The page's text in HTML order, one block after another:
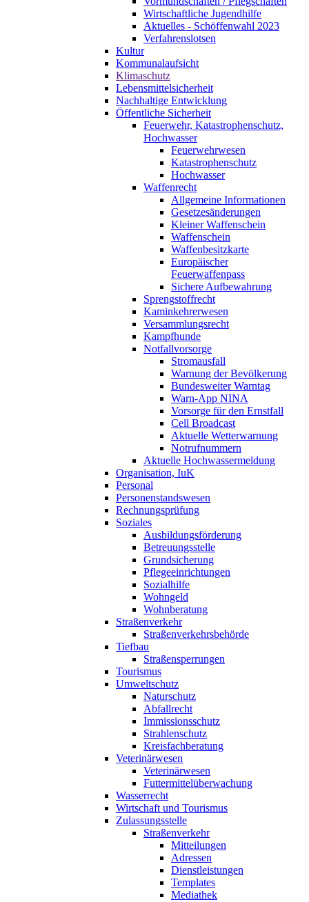
Wirtschaftliche Jugendhilfe
Aktuelles - Schöffenwahl 2023
Verfahrenslotsen
Kultur
Kommunalaufsicht
Klimaschutz
Lebensmittelsicherheit
Nachhaltige Entwicklung
Öffentliche Sicherheit
Feuerwehr, Katastrophenschutz,
Hochwasser
Feuerwehrwesen
Katastrophenschutz
Hochwasser
Waffenrecht
Allgemeine Informationen
Gesetzesänderungen
Kleiner Waffenschein
Waffenschein
Waffenbesitzkarte
Europäischer
Feuerwaffenpass
Sichere Aufbewahrung
Sprengstoffrecht
Kaminkehrerwesen
Versammlungsrecht
Kampfhunde
Notfallvorsorge
Stromausfall
Warnung der Bevölkerung
Bundesweiter Warntag
Warn-App NINA
Vorsorge für den Ernstfall
Cell Broadcast
Aktuelle Wetterwarnung
Notrufnummern
Aktuelle Hochwassermeldung
Organisation, IuK
Personal
Personenstandswesen
Rechnungsprüfung
Soziales
Ausbildungsförderung
Betreuungsstelle
Grundsicherung
Pflegeeinrichtungen
Sozialhilfe
Wohngeld
Wohnberatung
Straßenverkehr
Straßenverkehrsbehörde
Tiefbau
Straßensperrungen
Tourismus
Umweltschutz
Naturschutz
Abfallrecht
Immissionsschutz
Strahlenschutz
Kreisfachberatung
Veterinärwesen
Veterinärwesen
Futtermittelüberwachung
Wasserrecht
Wirtschaft und Tourismus
Zulassungsstelle
Straßenverkehr
Mitteilungen
Adressen
Dienstleistungen
Templates
Mediathek